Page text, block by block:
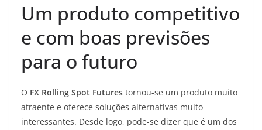
Um produto competitivo
e com boas previsões
para o futuro
O FX Rolling Spot Futures tornou-se um produto muito
atraente e oferece soluções alternativas muito
interessantes. Desde logo, pode-se dizer que é um dos